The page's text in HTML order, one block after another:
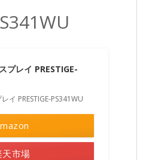
プレイ PRESTIGE-
イ PRESTIGE-PS341WU
天市場